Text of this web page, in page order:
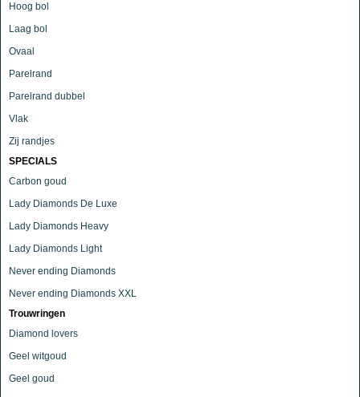
Hoog bol
Laag bol
Ovaal
Parelrand
Parelrand dubbel
Vlak
Zij randjes
SPECIALS
Carbon goud
Lady Diamonds De Luxe
Lady Diamonds Heavy
Lady Diamonds Light
Never ending Diamonds
Never ending Diamonds XXL
Trouwringen
Diamond lovers
Geel witgoud
Geel goud